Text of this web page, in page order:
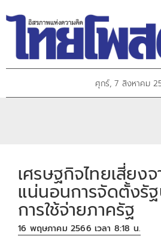
ศุกร์, 7 สิงหาคม
เศรษฐกิจไทยเสี่ยง
แน่นอนการจัดตั้งรั
การใช้จ่ายภาครัฐ
16 พฤษภาคม 2566 เวลา 8:18 น.